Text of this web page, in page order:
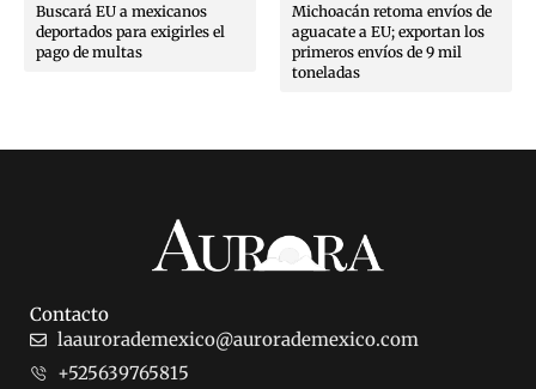
Buscará EU a mexicanos
deportados para exigirles el
pago de multas
Michoacán retoma envíos de
aguacate a EU; exportan los
primeros envíos de 9 mil
toneladas
Contacto
laaurorademexico@aurorademexico.com
+525639765815